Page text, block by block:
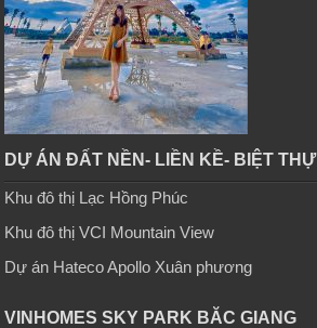
DỰ ÁN ĐẤT NỀN- LIỀN KỀ- BIỆT THỰ
Khu đô thị Lạc Hồng Phúc
Khu đô thị VCI Mountain View
Dự án Hateco Apollo Xuân phương
VINHOMES SKY PARK BĂC GIANG